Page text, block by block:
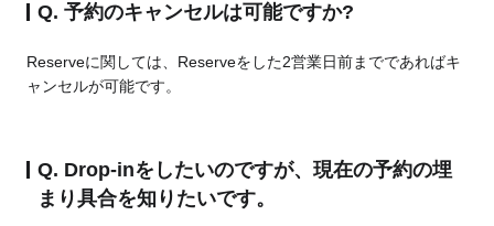
Q. 予約のキャンセルは可能ですか?
Reserveに関しては、Reserveをした2営業日前までであればキ
ャンセルが可能です。
Q. Drop-inをしたいのですが、現在の予約の埋
まり具合を知りたいです。